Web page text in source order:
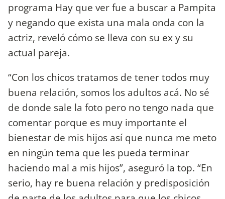
programa Hay que ver fue a buscar a Pampita
y negando que exista una mala onda con la
actriz, reveló cómo se lleva con su ex y su
actual pareja.
“Con los chicos tratamos de tener todos muy
buena relación, somos los adultos acá. No sé
de donde sale la foto pero no tengo nada que
comentar porque es muy importante el
bienestar de mis hijos así que nunca me meto
en ningún tema que les pueda terminar
haciendo mal a mis hijos”, aseguró la top. “En
serio, hay re buena relación y predisposición